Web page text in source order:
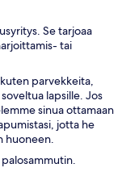
Se tarjoaa
tai
parvekkeita,
lapsille. Jos
sinua ottamaan
jotta he
huoneen.
palosammutin.